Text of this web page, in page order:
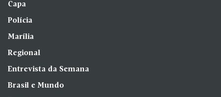
Capa
Polícia
Marília
Regional
Entrevista da Semana
Brasil e Mundo